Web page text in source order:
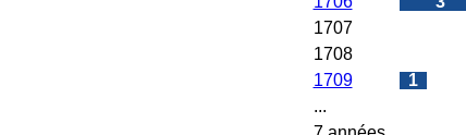
1707
1708
1709
1
...